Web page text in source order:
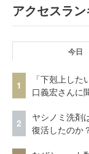
アクセスラ
今日
1
「下剋上し
口義宏さんに
2
ヤシノミ洗剤
復活したのか